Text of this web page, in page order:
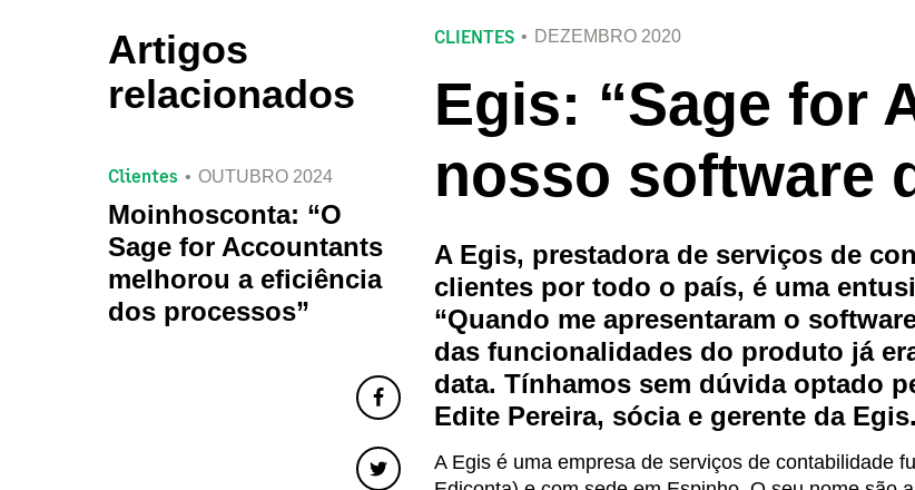
CLIENTES DEZEMBRO 2020
Egis: “Sage for
nosso software
A Egis, prestadora de serviços de
clientes por todo o país, é uma
“Quando me apresentaram o
das funcionalidades do produto já
data. Tínhamos sem dúvida optado
Edite Pereira, sócia e gerente da Egis.
A Egis é uma empresa de serviços de contabilidade
Artigos
relacionados
Clientes OUTUBRO 2024
Moinhosconta: “O
Sage for Accountants
melhorou a eficiência
dos processos”